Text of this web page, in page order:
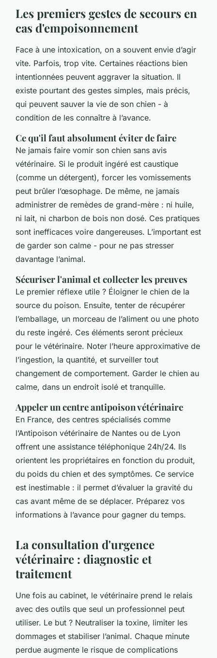
Les premiers gestes de secours en
cas d'empoisonnement
Face à une intoxication, on a souvent envie d’agir
vite. Parfois, trop vite. Certaines réactions bien
intentionnées peuvent aggraver la situation. Il
existe pourtant des gestes simples, mais précis,
qui peuvent sauver la vie de son chien - à
condition de les connaître à l’avance.
Ce qu'il faut absolument éviter de faire
Ne jamais faire vomir son chien sans avis
vétérinaire. Si le produit ingéré est caustique
(comme un détergent), forcer les vomissements
peut brûler l’œsophage. De même, ne jamais
administrer de remèdes de grand-mère : ni huile,
ni lait, ni charbon de bois non dosé. Ces pratiques
sont inefficaces voire dangereuses. L’important est
de garder son calme - pour ne pas stresser
davantage l’animal.
Sécuriser l'animal et collecter les preuves
Le premier réflexe utile ? Éloigner le chien de la
source du poison. Ensuite, tenter de récupérer
l’emballage, un morceau de l’aliment ou une photo
du reste ingéré. Ces éléments seront précieux
pour le vétérinaire. Noter l’heure approximative de
l’ingestion, la quantité, et surveiller tout
changement de comportement. Garder le chien au
calme, dans un endroit isolé et tranquille.
Appeler un centre antipoison vétérinaire
En France, des centres spécialisés comme
l’Antipoison vétérinaire de Nantes ou de Lyon
offrent une assistance téléphonique 24h/24. Ils
orientent les propriétaires en fonction du produit,
du poids du chien et des symptômes. Ce service
est inestimable : il permet d’évaluer la gravité du
cas avant même de se déplacer. Préparez vos
informations à l’avance pour gagner du temps.
La consultation d'urgence
vétérinaire : diagnostic et
traitement
Une fois au cabinet, le vétérinaire prend le relais
avec des outils que seul un professionnel peut
utiliser. Le but ? Neutraliser la toxine, limiter les
dommages et stabiliser l’animal. Chaque minute
perdue augmente le risque de complications